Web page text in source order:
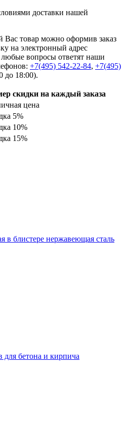
доставки нашей
Вас товар можно оформив заказ
на электронный адрес
вопросы ответят наши
+7(495) 542-22-84, +7(495)
до 18:00).
скидки на каждый заказа
цена
5%
10%
15%
в блистере нержавеющая сталь
для бетона и кирпича